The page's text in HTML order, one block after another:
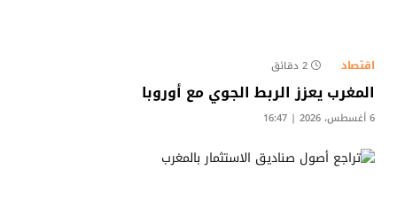
اقتصاد 2 دقائق
المغرب يعزز الربط الجوي مع أوروبا
6 أغسطس، 2026 | 16:47